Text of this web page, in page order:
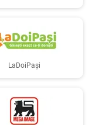
LaDoiPași